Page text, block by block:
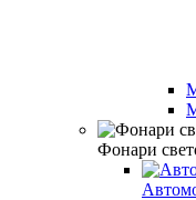
Фонари